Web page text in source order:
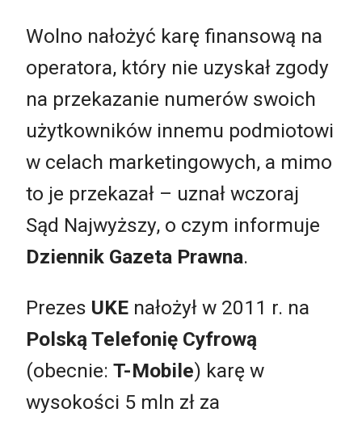
Wolno nałożyć karę finansową na
operatora, który nie uzyskał zgody
na przekazanie numerów swoich
użytkowników innemu podmiotowi
w celach marketingowych, a mimo
to je przekazał – uznał wczoraj
Sąd Najwyższy, o czym informuje
Dziennik Gazeta Prawna.
Prezes UKE nałożył w 2011 r. na
Polską Telefonię Cyfrową
(obecnie: T-Mobile) karę w
wysokości 5 mln zł za